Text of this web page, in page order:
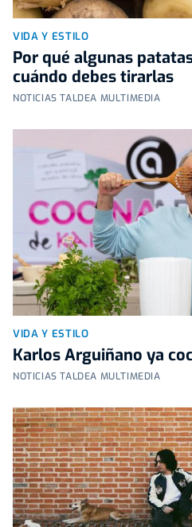
VIDA Y ESTILO
Por qué algunas
cuándo debes tirarlas
NOTICIAS TALDEA MULTIMEDIA
VIDA Y ESTILO
Karlos Arguiñano ya
NOTICIAS TALDEA MULTIMEDIA